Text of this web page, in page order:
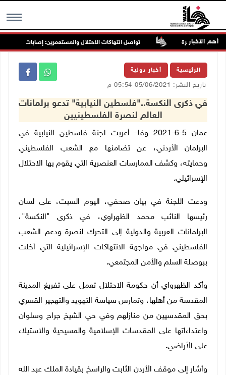
MENU أهم الاخبار تواصل انتهاكات الاحتلال والمستعمرين: إصابات واعتقالات
الرئيسية أخبار دولية
تاريخ النشر: 05/06/2021 05:54 م
في ذكرى النكسة.."فلسطين النيابية" تدعو برلمانات
العالم لنصرة الفلسطينيين
عمان 5-6-2021 وفا- أعربت لجنة فلسطين النيابية في
البرلمان الأردني، عن تضامنها مع الشعب الفلسطيني
وحمايته، وكشف الممارسات العنصرية التي يقوم بها الاحتلال
الإسرائيلي.
ودعت اللجنة في بيان صحفي، اليوم السبت، على لسان
رئيسها النائب محمد الظهراوي، في ذكرى "النكسة"،
البرلمانات العربية والدولية إلى التحرك لنصرة ودعم الشعب
الفلسطيني في مواجهة الانتهاكات الإسرائيلية التي أخلت
ببوصلة السلم والأمن المجتمعي.
وأكد الظهرواي أن حكومة الاحتلال تعمل على تفريغ المدينة
المقدسة من أهلها، وتمارس سياسة التهويد والتهجير القسري
بحق المقدسيين من منازلهم وفي حي الشيخ جراح وسلوان
واعتداءاتها على المقدسات الإسلامية والمسيحية والاستيلاء
على الأراضي.
وأشار إلى موقف الأردن الثابت والراسخ بقيادة الملك عبد الله